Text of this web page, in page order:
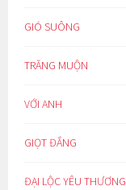
GIÓ SUÔNG
TRĂNG MUỘN
VỚI ANH
GIỌT ĐẮNG
ĐẠI LỘC YÊU THƯƠNG